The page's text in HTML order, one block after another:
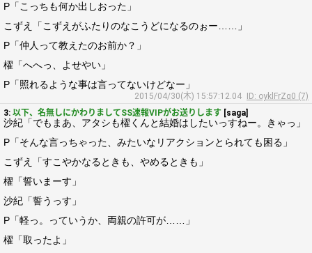
P「こっちも何か出しおった」
こずえ「こずえがふたりのなこうどになるのぉー……」
P「仲人って教えたのお前か？」
櫂「へへっ、よせやい」
P「照れるような事は言ってないけどなー」
2015/04/30(木) 15:57:12.04
ID: oyklFrZq0 (7)
3: 以下、名無しにかわりましてSS速報VIPがお送りします [saga]
沙紀「でもまあ、アタシも櫂くんと結婚はしたいっすねー。きゃっ」
P「そんな言っちゃった、みたいなリアクションとられても困る」
こずえ「すこやかなるときも、やめるときも」
櫂「誓いまーす」
沙紀「誓うっす」
P「軽っ。っていうか、両親の許可が……」
櫂「取ったよ」